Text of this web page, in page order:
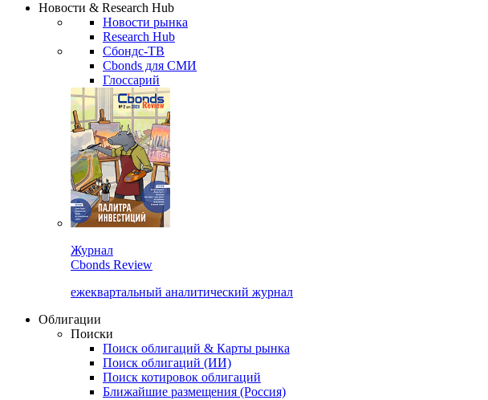
Новости & Research Hub
Новости рынка
Research Hub
Сбондс-ТВ
Cbonds для СМИ
Глоссарий
Журнал
Cbonds Review
ежеквартальный аналитический журнал
Облигации
Поиски
Поиск облигаций & Карты рынка
Поиск облигаций (ИИ)
Поиск котировок облигаций
Ближайшие размещения (Россия)